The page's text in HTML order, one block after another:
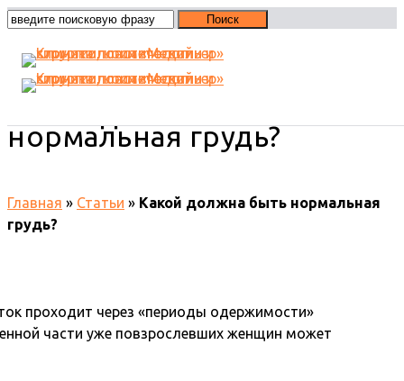
нормальная грудь?
Главная » Статьи » Какой должна быть нормальная
грудь?
проходит через «периоды одержимости»
части уже повзрослевших женщин может